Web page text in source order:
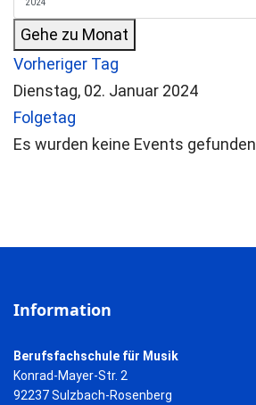
Gehe zu Monat
Vorheriger Tag
Dienstag, 02. Januar 2024
Folgetag
Es wurden keine Events gefunden
Information
Berufsfachschule für Musik
Konrad-Mayer-Str. 2
92237 Sulzbach-Rosenberg